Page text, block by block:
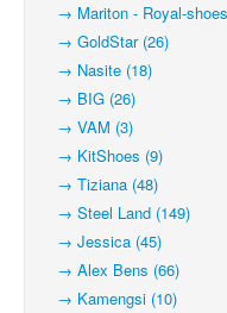
→ Mariton - Royal-
→ GoldStar (26)
→ Nasite (18)
→ BIG (26)
→ VAM (3)
→ KitShoes (9)
→ Tiziana (48)
→ Steel Land (149)
→ Jessica (45)
→ Alex Bens (66)
→ Kamengsi (10)